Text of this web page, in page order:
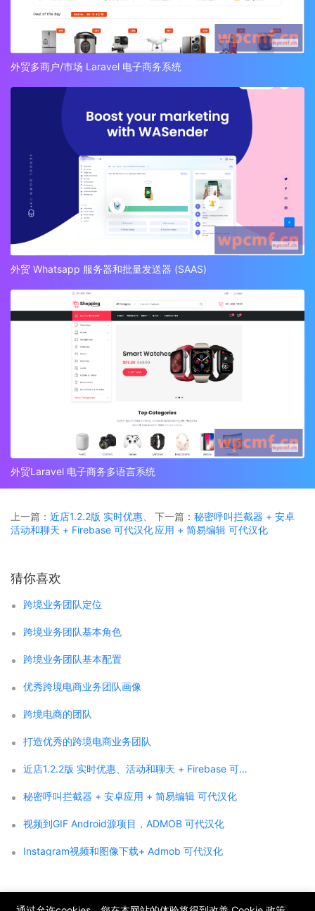
外贸多商户/市场 Laravel 电子商务系统
外贸 Whatsapp 服务器和批量发送器 (SAAS)
外贸Laravel 电子商务多语言系统
上一篇： 近店1.2.2版 实时优惠、
活动和聊天 + Firebase 可代汉化
下一篇： 秘密呼叫拦截器 + 安卓
应用 + 简易编辑 可代汉化
猜你喜欢
跨境业务团队定位
跨境业务团队基本角色
跨境业务团队基本配置
优秀跨境电商业务团队画像
跨境电商的团队
打造优秀的跨境电商业务团队
近店1.2.2版 实时优惠、活动和聊天 + Firebase 可代汉化
秘密呼叫拦截器 + 安卓应用 + 简易编辑 可代汉化
视频到GIF Android源项目，ADMOB 可代汉化
Instagram视频和图像下载+ Admob 可代汉化